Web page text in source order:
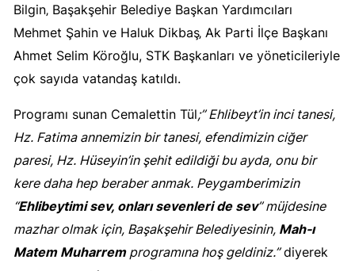
Bilgin‚ Başakşehir Belediye Başkan Yardımcıları
Mehmet Şahin ve Haluk Dikbaş‚ Ak Parti İlçe Başkanı
Ahmet Selim Köroğlu, STK Başkanları ve yöneticileriyle
çok sayıda vatandaş katıldı.
Programı sunan Cemalettin Tül;” Ehlibeyt’in inci tanesi,
Hz. Fatima annemizin bir tanesi, efendimizin ciğer
paresi, Hz. Hüseyin’in şehit edildiği bu ayda, onu bir
kere daha hep beraber anmak. Peygamberimizin
“Ehlibeytimi sev, onları sevenleri de sev” müjdesine
mazhar olmak için, Başakşehir Belediyesinin, Mah-ı
Matem Muharremprogramına hoş geldiniz.”diyerek